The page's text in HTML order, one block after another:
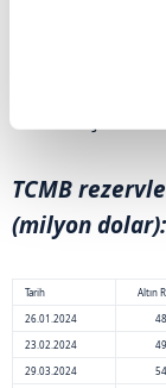
TCMB
(milyon dolar):
Tarih Altın
26.01.2024
23.02.2024
29.03.2024